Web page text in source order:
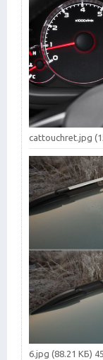
cattouchret.jpg
6.jpg (88.21 КБ)